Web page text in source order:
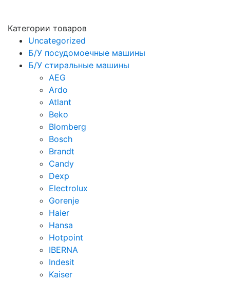
Категории товаров
Uncategorized
Б/У посудомоечные машины
Б/У стиральные машины
AEG
Ardo
Atlant
Beko
Blomberg
Bosch
Brandt
Candy
Dexp
Electrolux
Gorenje
Haier
Hansa
Hotpoint
IBERNA
Indesit
Kaiser